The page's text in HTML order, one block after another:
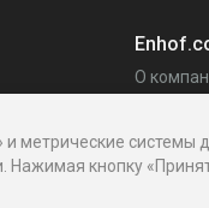
О
Блог
метрические системы
кнопку